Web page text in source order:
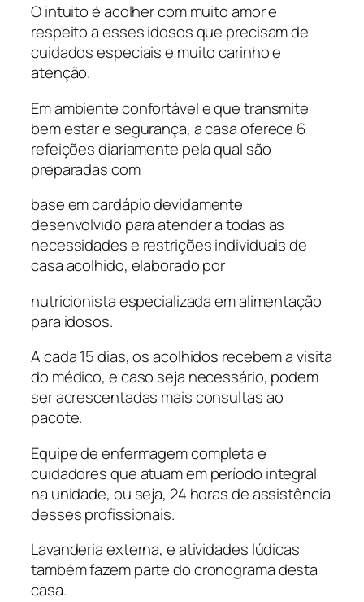
O intuito é acolher com muito amor e
respeito a esses idosos que precisam de
cuidados especiais e muito carinho e
atenção.
Em ambiente confortável e que transmite
bem estar e segurança, a casa oferece 6
refeições diariamente pela qual são
preparadas com
base em cardápio devidamente
desenvolvido para atender a todas as
necessidades e restrições individuais de
casa acolhido, elaborado por
nutricionista especializada em alimentação
para idosos.
A cada 15 dias, os acolhidos recebem a visita
do médico, e caso seja necessário, podem
ser acrescentadas mais consultas ao
pacote.
Equipe de enfermagem completa e
cuidadores que atuam em período integral
na unidade, ou seja, 24 horas de assistência
desses profissionais.
Lavanderia externa, e atividades lúdicas
também fazem parte do cronograma desta
casa.